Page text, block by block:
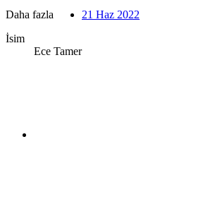
Daha fazla
İsim
Ece Tamer
21 Haz 2022